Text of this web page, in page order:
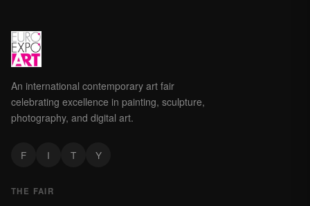
An international contemporary art fair
celebrating excellence in painting, sculpture,
photography, and digital art.
F I T Y
THE FAIR